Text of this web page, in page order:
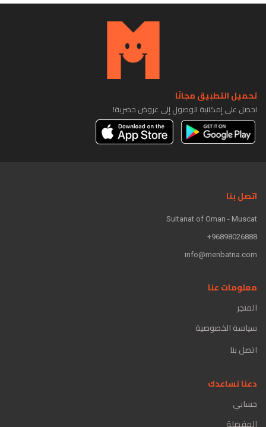
تحميل التطبيق مجانًا
احصل على إمكانية الوصول إلى عروض حصرية!
اتصل بنا
Sultanat of Oman - Muscat
96898026888+
info@menbatna.com
معلومات عنا
المتجر
سياسة الخصوصية
اتصل بنا
دعنا نساعدك
حسابي
المفضلة